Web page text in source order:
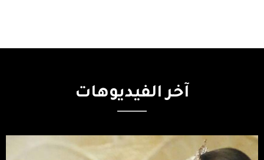
آخر الفيديوهات